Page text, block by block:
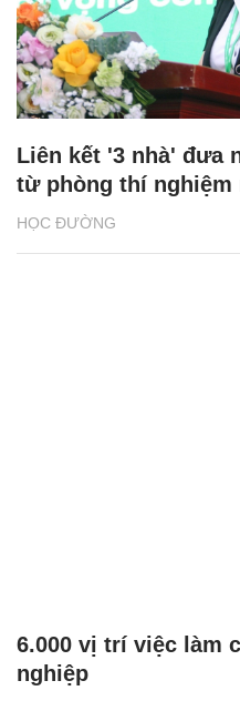
HỌC ĐƯỜNG
Liên kết '3 nhà' đưa
từ phòng thí nghiệm
6.000 vị trí việc làm
nghiệp